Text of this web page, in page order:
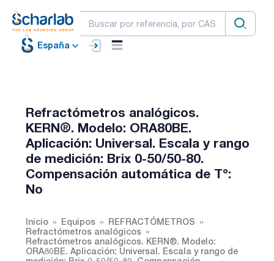
España
Refractómetros analógicos.
KERN®. Modelo: ORA80BE.
Aplicación: Universal. Escala y rango
de medición: Brix 0-50/50-80.
Compensación automática de Tº:
No
Inicio Equipos
REFRACTÓMETROS
Refractómetros analógicos
Refractómetros analógicos. KERN®. Modelo:
ORA80BE. Aplicación: Universal. Escala y rango de